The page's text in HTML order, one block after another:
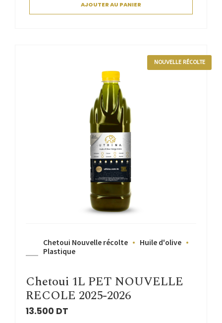
AJOUTER AU PANIER
NOUVELLE RÉCOLTE
Chetoui Nouvelle récolte
Huile d'olive
Plastique
Chetoui 1L PET NOUVELLE
RECOLE 2025-2026
13.500 DT